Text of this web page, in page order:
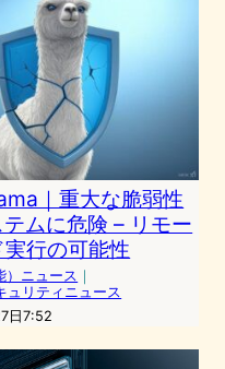
｜重大な脆弱性
ムに危険 – リモー
実行の可能性
）ニュース ｜
ュリティニュース
日7:52